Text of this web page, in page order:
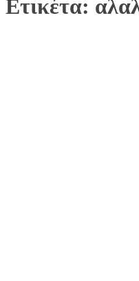
Ετικέτα: